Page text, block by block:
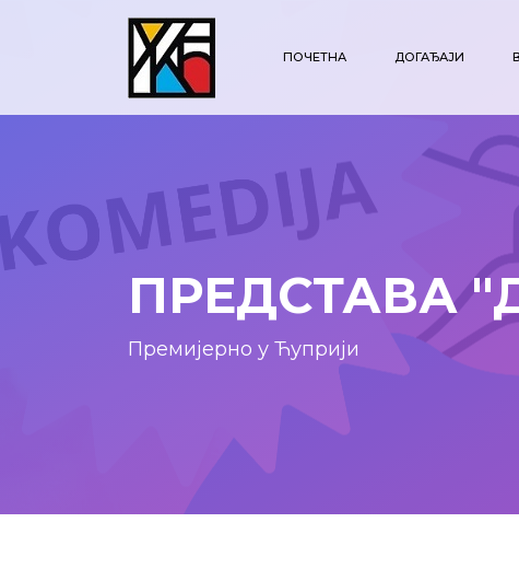
ПОЧЕТНА ДОГАЂАЈИ
ПРЕДСТАВА
Премијерно у Ћуприји